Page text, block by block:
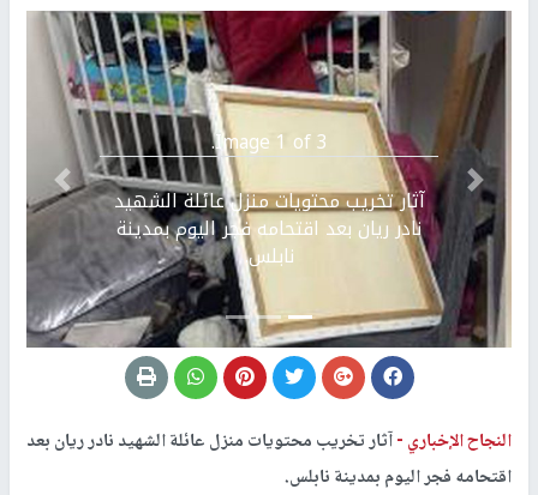
Image 1 of 3.
آثار تخريب محتويات منزل عائلة الشهيد
نادر ريان بعد اقتحامه فجر اليوم بمدينة
نابلس.
Previous التالي
النجاح الإخباري -آثار تخريب محتويات منزل عائلة الشهيد نادر ريان بعد
اقتحامه فجر اليوم بمدينة نابلس.